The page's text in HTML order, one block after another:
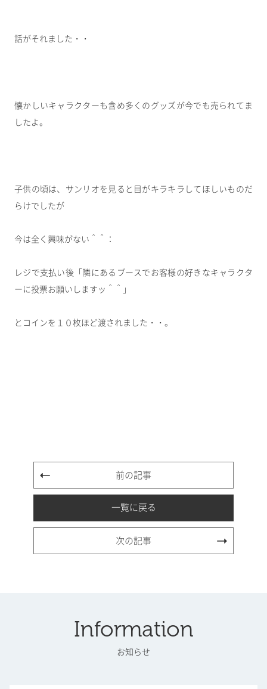
話がそれました・・
懐かしいキャラクターも含め多くのグッズが今でも売られてま
したよ。
子供の頃は、サンリオを見ると目がキラキラしてほしいものだ
らけでしたが
今は全く興味がない＾＾：
レジで支払い後「隣にあるブースでお客様の好きなキャラクタ
ーに投票お願いしますッ＾＾」
とコインを１０枚ほど渡されました・・。
前の記事
一覧に戻る
次の記事
Information
お知らせ